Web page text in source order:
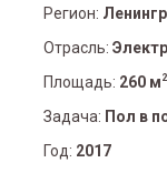
Регион:
Отрасль:
Площадь: 260 м 2
Задача: Пол в
Год: 2017